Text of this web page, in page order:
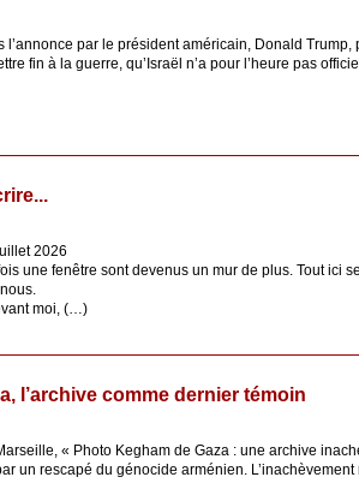
l’annonce par le président américain, Donald
fin à la guerre, qu’Israël n’a pour l’heure pas
2026
une fenêtre sont devenus un mur de plus. Tout ici
moi, (…)
l’archive comme dernier témoin
« Photo Kegham de Gaza : une archive
un rescapé du génocide arménien.